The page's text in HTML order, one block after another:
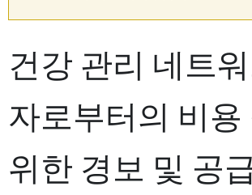
건강 관리 네트
자로부터의 비용
위한 경보 및 공